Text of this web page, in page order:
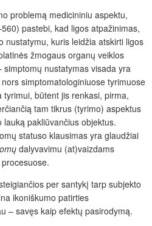
problemą medicininiu aspektu,
pastebi, kad ligos atpažinimas,
nustatymu, kuris leidžia atskirti ligos
žmogaus organų veiklos
nustatymas visada yra
simptomatologiniuose tyrimuose
būtent jis renkasi, pirma,
tam tikrus (tyrimo) aspektus
pakliūvančius objektus.
statuso klausimas yra glaudžiai
dalyvavimu (at)vaizdams
per santykį tarp subjekto
ikoniškumo patirties
– savęs kaip efektų pasirodymą.